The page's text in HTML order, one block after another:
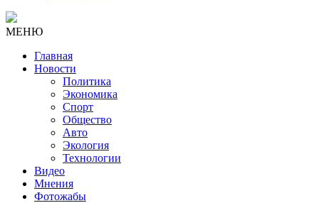
МЕНЮ
Главная
Новости
Политика
Экономика
Спорт
Общество
Авто
Экология
Технологии
Видео
Мнения
Фотожабы